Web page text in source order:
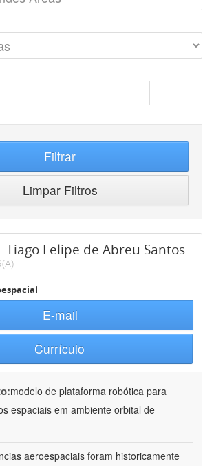
Filtrar
Limpar Filtros
Tiago Felipe de Abreu Santos
E-mail
Currículo
modelo de plataforma robótica para
espaciais em ambiente orbital de
aeroespaciais foram historicamente